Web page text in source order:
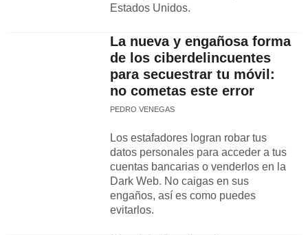
Estados Unidos.
La nueva y engañosa forma
de los ciberdelincuentes
para secuestrar tu móvil:
no cometas este error
PEDRO VENEGAS
Los estafadores logran robar tus
datos personales para acceder a tus
cuentas bancarias o venderlos en la
Dark Web. No caigas en sus
engaños, así es como puedes
evitarlos.